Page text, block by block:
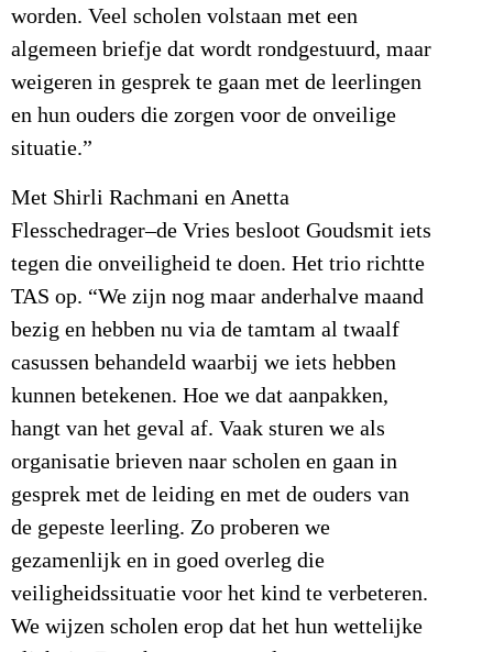
worden. Veel scholen volstaan met een
algemeen briefje dat wordt rondgestuurd, maar
weigeren in gesprek te gaan met de leerlingen
en hun ouders die zorgen voor de onveilige
situatie.”
Met Shirli Rachmani en Anetta
Flesschedrager–de Vries besloot Goudsmit iets
tegen die onveiligheid te doen. Het trio richtte
TAS op. “We zijn nog maar anderhalve maand
bezig en hebben nu via de tamtam al twaalf
casussen behandeld waarbij we iets hebben
kunnen betekenen. Hoe we dat aanpakken,
hangt van het geval af. Vaak sturen we als
organisatie brieven naar scholen en gaan in
gesprek met de leiding en met de ouders van
de gepeste leerling. Zo proberen we
gezamenlijk en in goed overleg die
veiligheidssituatie voor het kind te verbeteren.
We wijzen scholen erop dat het hun wettelijke